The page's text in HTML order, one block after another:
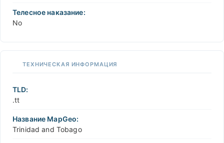
Телесное наказание:
No
ТЕХНИЧЕСКАЯ ИНФОРМАЦИЯ
TLD:
.tt
Название MapGeo:
Trinidad and Tobago